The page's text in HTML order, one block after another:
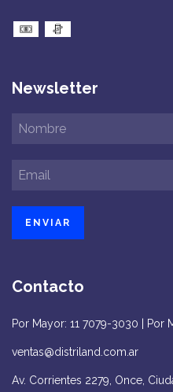
Newsletter
Contacto
Por Mayor: 11 7079-3030 | Por
ventas@distriland.com.ar
Av. Corrientes 2279, Once,